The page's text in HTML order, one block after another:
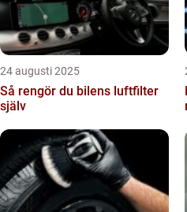
24 augusti 2025
Så rengör du bilens luftfilter
själv